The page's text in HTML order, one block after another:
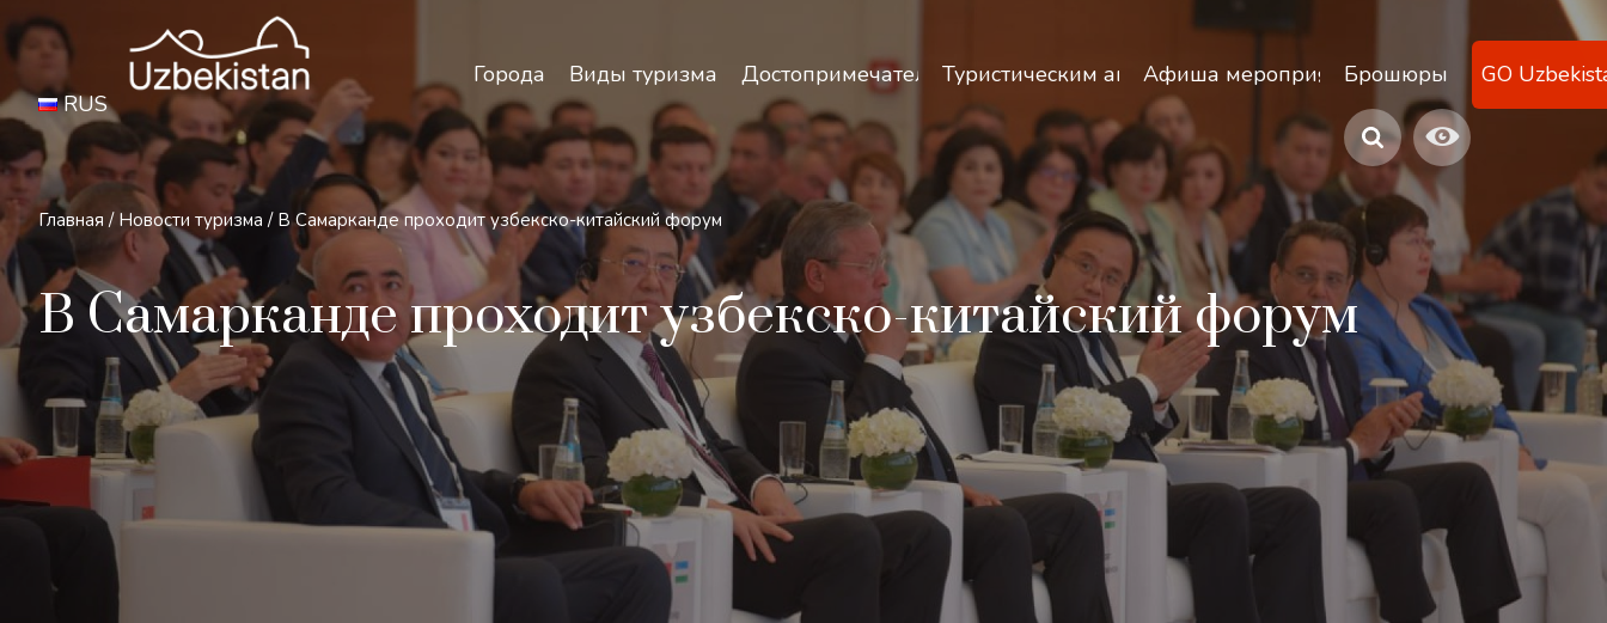
Города
Виды туризма ДостопримечательностиТуристическим агентствамАфиша мероприятийБрошюры
GO
RUS
Главная / Новости туризма / В Самарканде проходит узбекско-китайский форум
В Самарканде проходит узбекско-китайский форум